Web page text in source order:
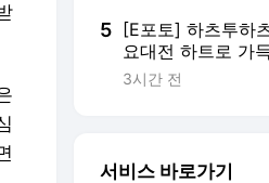
5
[E포토] 하츠투하
요대전 하트로 가
무대'
3시간 전
서비스 바로가기